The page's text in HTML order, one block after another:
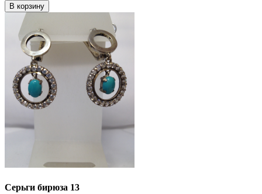
В корзину
Серьги бирюза 13